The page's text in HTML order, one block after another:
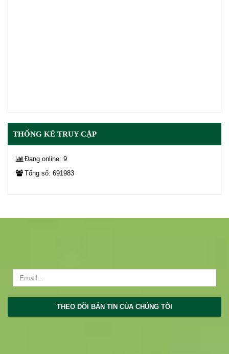
THỐNG KÊ TRUY CẬP
Đang online: 9
Tổng số: 691983
THEO DÕI BẢN TIN CỦA CHÚNG TÔI